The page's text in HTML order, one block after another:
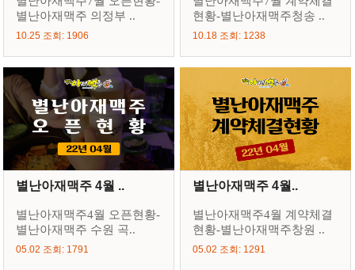
별난아재맥주 의정부 ..
10.25 조회: 1906
현황-별난아재맥주청송 ..
10.18 조회: 1238
별난아재맥주 4월 ..
별난아재맥주4월 오픈현황-
별난아재맥주 수원 곡..
05.02 조회: 1791
별난아재맥주 4월..
별난아재맥주4월 계약체결
현황-별난아재맥주창원 ..
05.02 조회: 1291